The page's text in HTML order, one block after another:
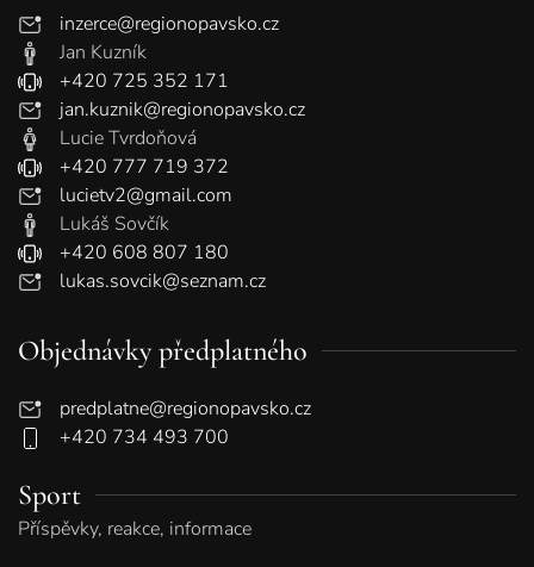
inzerce@regionopavsko.cz
Jan Kuzník
+420 725 352 171
jan.kuznik@regionopavsko.cz
Lucie Tvrdoňová
+420 777 719 372
lucietv2@gmail.com
Lukáš Sovčík
+420 608 807 180
lukas.sovcik@seznam.cz
Objednávky předplatného
predplatne@regionopavsko.cz
+420 734 493 700
Sport
Příspěvky, reakce, informace